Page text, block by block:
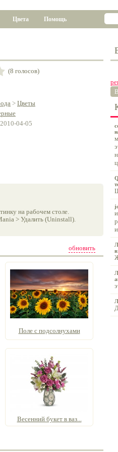
Цвета Помощь
(8 голосов)
> Цветы
04-05
на рабочем столе.
> Удалить (Uninstall).
обновить
Поле с подсолнухами
Весенний букет в ваз...